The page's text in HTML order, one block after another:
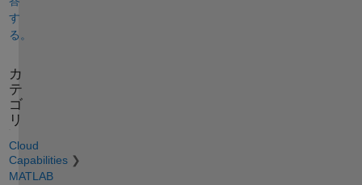
す
る。
カ
テ
ゴ
リ
Cloud
Capabilities
MATLAB